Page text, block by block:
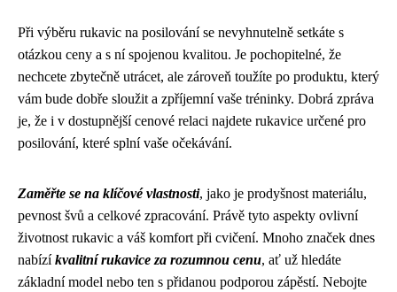
Při výběru rukavic na posilování se nevyhnutelně setkáte s
otázkou ceny a s ní spojenou kvalitou. Je pochopitelné, že
nechcete zbytečně utrácet, ale zároveň toužíte po produktu, který
vám bude dobře sloužit a zpříjemní vaše tréninky. Dobrá zpráva
je, že i v dostupnější cenové relaci najdete rukavice určené pro
posilování, které splní vaše očekávání.
Zaměřte se na klíčové vlastnosti, jako je prodyšnost materiálu,
pevnost švů a celkové zpracování. Právě tyto aspekty ovlivní
životnost rukavic a váš komfort při cvičení. Mnoho značek dnes
nabízíkvalitní rukavice za rozumnou cenu, ať už hledáte
základní model nebo ten s přidanou podporou zápěstí. Nebojte